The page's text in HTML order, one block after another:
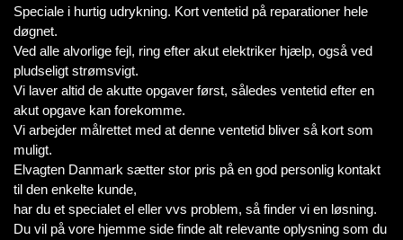
Speciale i hurtig udrykning. Kort ventetid på reparationer hele
døgnet.
Ved alle alvorlige fejl, ring efter akut elektriker hjælp, også ved
pludseligt strømsvigt.
Vi laver altid de akutte opgaver først, således ventetid efter en
akut opgave kan forekomme.
Vi arbejder målrettet med at denne ventetid bliver så kort som
muligt.
Elvagten Danmark sætter stor pris på en god personlig kontakt
til den enkelte kunde,
har du et specialet el eller vvs problem, så finder vi en løsning.
Du vil på vore hjemme side finde alt relevante oplysning som du